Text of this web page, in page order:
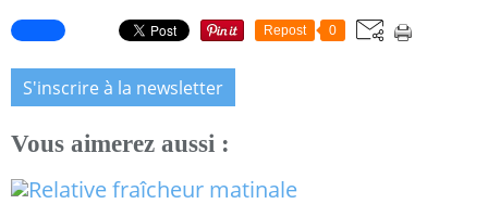
Repost 0
S'inscrire à la newsletter
Vous aimerez aussi :